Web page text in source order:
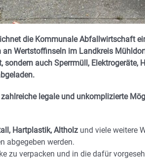
die Kommunale Abfallwirtschaft
Wertstoffinseln im Landkreis
sondern auch Sperrmüll, Elektrogeräte,
legale und unkomplizierte
Hartplastik, Altholz und viele weitere
abgegeben werden.
zu verpacken und in die dafür